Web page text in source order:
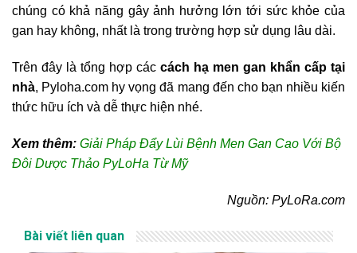
chúng có khả năng gây ảnh hưởng lớn tới sức khỏe của
gan hay không, nhất là trong trường hợp sử dụng lâu dài.
Trên đây là tổng hợp các cách hạ men gan khẩn cấp tại
nhà, Pyloha.com hy vọng đã mang đến cho bạn nhiều kiến
thức hữu ích và dễ thực hiện nhé.
Xem thêm: Giải Pháp Đẩy Lùi Bệnh Men Gan Cao Với Bộ
Đôi Dược Thảo PyLoHa Từ Mỹ
Nguồn: PyLoRa.com
Bài viết liên quan